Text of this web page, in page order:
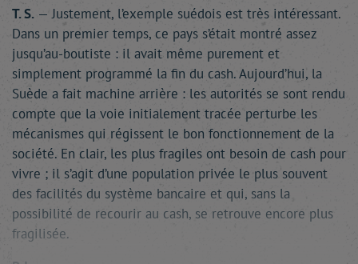
T. S. — Justement, l’exemple suédois est très intéressant.
Dans un premier temps, ce pays s’était montré assez
jusqu’au-boutiste : il avait même purement et
simplement programmé la fin du cash. Aujourd’hui, la
Suède a fait machine arrière : les autorités se sont rendu
compte que la voie initialement tracée perturbe les
mécanismes qui régissent le bon fonctionnement de la
société. En clair, les plus fragiles ont besoin de cash pour
vivre ; il s’agit d’une population privée le plus souvent
des facilités du système bancaire et qui, sans la
possibilité de recourir au cash, se retrouve encore plus
fragilisée.